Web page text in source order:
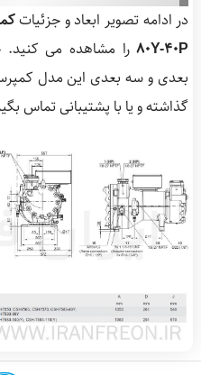
در ادامه تصویر ابعاد و جزئیات
80Y-40Pرا مشاهده می
بعدی و سه بعدی این مدل
گذاشته و یا با پشتیبانی تماس